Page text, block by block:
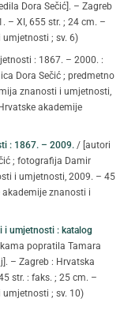
Dora Sečić]. – Zagreb
– XI, 655 str. ; 24 cm. –
; sv. 6)
: 1867. – 2000. :
Dora Sečić ; predmetno
znanosti i umjetnosti,
akademije
: 1867. – 2009. / [autori
; fotografija Damir
i umjetnosti, 2009. – 45
znanosti i
i umjetnosti : katalog
popratila Tamara
– Zagreb : Hrvatska
str. : faks. ; 25 cm. –
; sv. 10)